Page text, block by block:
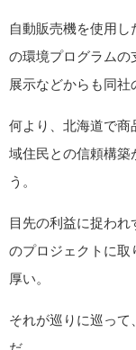
自動販売機を使用
の環境プログラムの
展示などからも同社
何より、北海道で商
域住民との信頼構築
う。
目先の利益に捉わ
のプロジェクトに取
厚い。
それが巡りに巡っ